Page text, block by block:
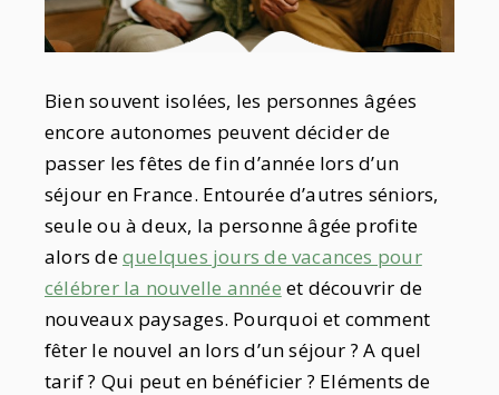
Bien souvent isolées, les personnes âgées
encore autonomes peuvent décider de
passer les fêtes de fin d’année lors d’un
séjour en France. Entourée d’autres séniors,
seule ou à deux, la personne âgée profite
alors dequelques jours de vacances pour
célébrer la nouvelle année et découvrir de
nouveaux paysages. Pourquoi et comment
fêter le nouvel an lors d’un séjour ? A quel
tarif ? Qui peut en bénéficier ? Eléments de